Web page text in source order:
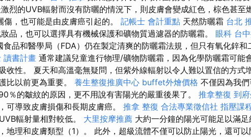
烈的UVB輻射而沒有防曬的情況下，則皮膚會變成紅色，棕色甚至
傷，也可能是由皮膚癌引起的。 記帳士 會計重點 天然防曬霜 台北
品，也可以選擇具有機械保護和礦物質過濾器的防曬霜。 眼科 台
食品和醫學局（FDA）仍在製定清爽的防曬霜法規，但只有氧化鋅和
讀書計畫 通常建議兒童進行物理/礦物防曬霜，因為化學防曬霜可能
收性。 夏天和高溫毫無疑問，但紫外線輻射以令人難以置信的方式
比以前更為重要。 養生整復推廣中心 buffet外燴價格 不僅因為我
％的皺紋的原因，更不用說有害陽光的嚴重後果了。 推拿整復 到
可導致皮膚損傷和長期皮膚癌。 推拿 整復 合法專業徵信社 指壓課
輻射量相對較低。 大里按摩推薦 大約一分鐘的陽光可能足以滿
地理和皮膚類型（1）。 此外，超級流體不僅可以防止陽光，還可